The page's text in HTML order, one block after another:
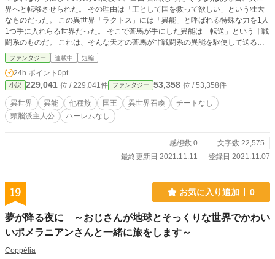
界へと転移させられた。 その理由は「王として国を救って欲しい」という壮大
なものだった。 この異世界「ラクトス」には「異能」と呼ばれる特殊な力を1人
1つ手に入れらる世界だった。 そこで蒼馬が手にした異能は「転送」という非戦
闘系のものだ。 これは、そんな天才の蒼馬が非戦闘系の異能を駆使して送る爽
快な異世界国創り物語である。
ファンタジー 連載中 短編
24h.ポイント 0pt
小説 229,041 位 / 229,041件 ファンタジー 53,358 位 / 53,358件
異世界 異能 他種族 国王 異世界召喚
チートなし
頭脳派主人公
ハーレムなし
感想数 0
文字数 22,575
最終更新日 2021.11.11
登録日 2021.11.07
19 お気に入り追加 0
夢が降る夜に ～おじさんが地球とそっくりな世界でかわい
いポメラニアンさんと一緒に旅をします～
Coppélia